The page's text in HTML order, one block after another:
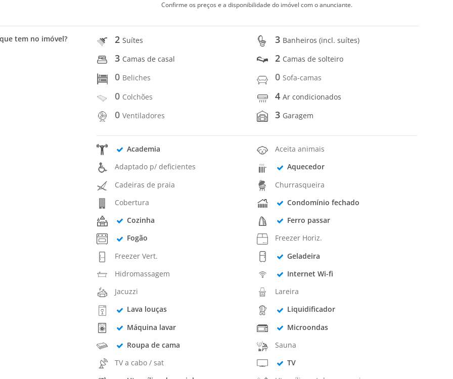
Confirme os preços e a disponibilidade do imóvel com o anunciante.
tem no imóvel? 2Suítes 3 Banheiros (incl. suítes)
3 Camas de casal 2 Camas de solteiro
0 Beliches 0 Sofa-camas
0 Colchões 4Ar condicionados
0Ventiladores 3 Garagem
Academia
Aceita animais
Adaptado p/ deficientes
Aquecedor
Cadeiras de praia
Churrasqueira
Cobertura
Condomínio fechado
Cozinha
Ferro passar
Fogão
Freezer Horiz.
Freezer Vert.
Geladeira
Hidromassagem
Internet Wi-fi
Jacuzzi
Lareira
Lava louças
Liquidificador
Máquina lavar
Microondas
Roupa de cama
Sauna
TV a cabo / sat
TV